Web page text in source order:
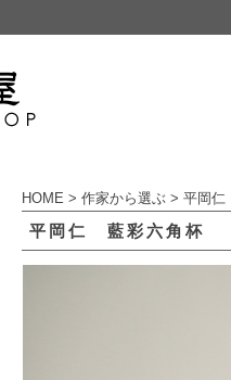
HOME > 作家から選ぶ > 平岡仁
平岡仁 藍彩六角杯